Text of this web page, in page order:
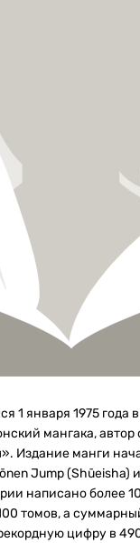
1 января 1975 года
мангака,
Издание манги
Jump (Shūeisha)
написано более
томов, а
цифру в